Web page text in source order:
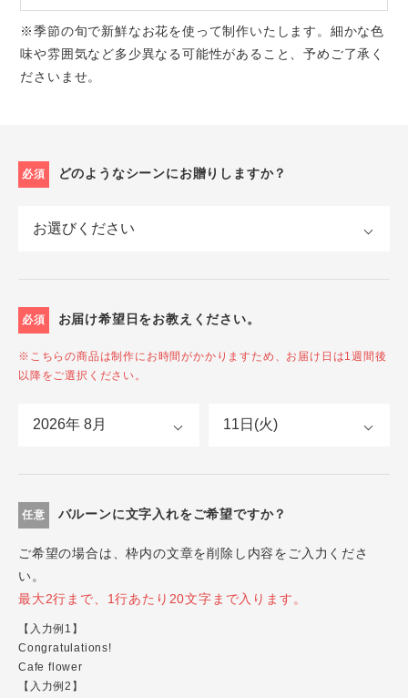
※季節の旬で新鮮なお花を使って制作いたします。細かな色
味や雰囲気など多少異なる可能性があること、予めご了承く
ださいませ。
必須 どのようなシーンにお贈りしますか？
必須 お届け希望日をお教えください。
※こちらの商品は制作にお時間がかかりますため、お届け日は1週間後
以降をご選択ください。
任意 バルーンに文字入れをご希望ですか？
ご希望の場合は、枠内の文章を削除し内容をご入力くださ
い。
最大2行まで、1行あたり20文字まで入ります。
【入力例1】
Congratulations!
Cafe flower
【入力例2】